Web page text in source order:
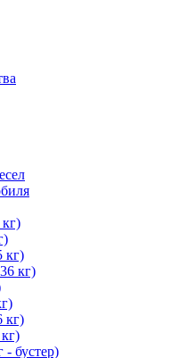
кг)
кг)
кг)
- бустер)